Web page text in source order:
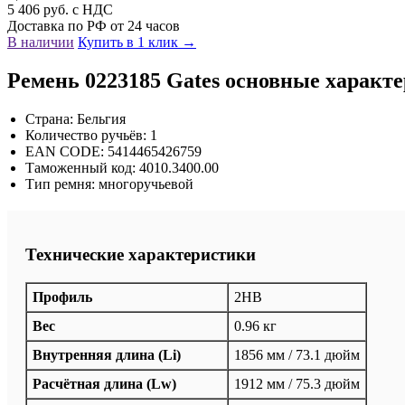
5 406 руб. с НДС
Доставка по РФ от 24 часов
В наличии Купить в 1 клик →
Ремень 0223185 Gates основные
Страна: Бельгия
Количество ручьёв: 1
EAN CODE: 5414465426759
Таможенный код: 4010.3400.00
Тип ремня: многоручьевой
Технические характеристики
Профиль
2HB
Вес
0.96 кг
Внутренняя длина (Li)
1856 мм / 73.1 дюйм
Расчётная длина (Lw)
1912 мм / 75.3 дюйм